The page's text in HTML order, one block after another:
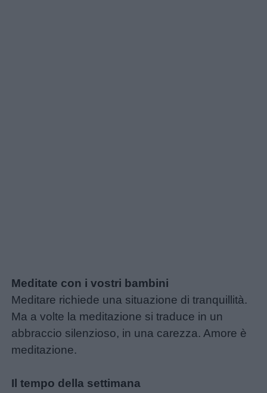
Meditate con i vostri bambini
Meditare richiede una situazione di tranquillità.
Ma a volte la meditazione si traduce in un
abbraccio silenzioso, in una carezza. Amore è
meditazione.
Il tempo della settimana